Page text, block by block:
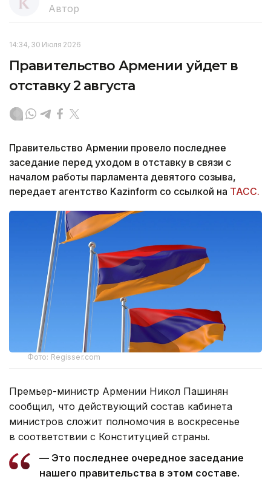
Автор
14:34, 30 Июля 2026
Правительство Армении уйдет в
отставку 2 августа
Правительство Армении провело последнее
заседание перед уходом в отставку в связи с
началом работы парламента девятого созыва,
передает агентство Kazinform со ссылкой на ТАСС.
Фото: Regisser.com
Премьер-министр Армении Никол Пашинян
сообщил, что действующий состав кабинета
министров сложит полномочия в воскресенье
в соответствии с Конституцией страны.
— Это последнее очередное заседание
нашего правительства в этом составе.